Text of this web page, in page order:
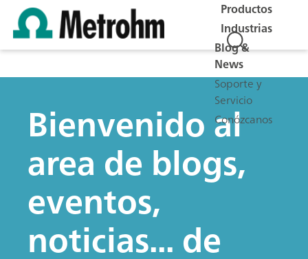
Productos
Industrias
Blog &
News
Soporte y
Servicio
Conózcanos
Bienvenido al
area de blogs,
eventos,
noticias... de